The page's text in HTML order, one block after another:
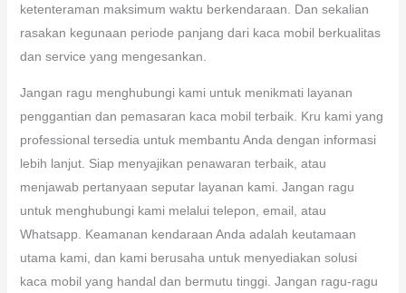
ketenteraman maksimum waktu berkendaraan. Dan sekalian
rasakan kegunaan periode panjang dari kaca mobil berkualitas
dan service yang mengesankan.
Jangan ragu menghubungi kami untuk menikmati layanan
penggantian dan pemasaran kaca mobil terbaik. Kru kami yang
professional tersedia untuk membantu Anda dengan informasi
lebih lanjut. Siap menyajikan penawaran terbaik, atau
menjawab pertanyaan seputar layanan kami. Jangan ragu
untuk menghubungi kami melalui telepon, email, atau
Whatsapp. Keamanan kendaraan Anda adalah keutamaan
utama kami, dan kami berusaha untuk menyediakan solusi
kaca mobil yang handal dan bermutu tinggi. Jangan ragu-ragu